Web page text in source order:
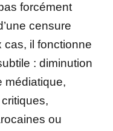
forcément
censure
cas, il fonctionne
: diminution
médiatique,
ou